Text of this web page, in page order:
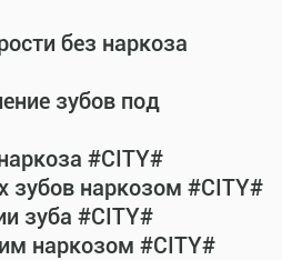
без наркоза
зубов под
#CITY#
зубов наркозом #CITY#
зуба #CITY#
наркозом #CITY#